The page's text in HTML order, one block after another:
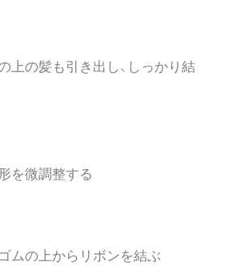
の髪も引き出し、しっかり結
を微調整する
の上からリボンを結ぶ